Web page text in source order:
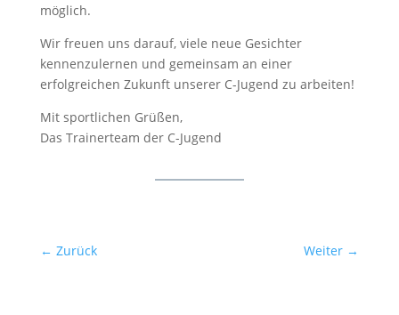
möglich.
Wir freuen uns darauf, viele neue Gesichter
kennenzulernen und gemeinsam an einer
erfolgreichen Zukunft unserer C-Jugend zu arbeiten!
Mit sportlichen Grüßen,
Das Trainerteam der C-Jugend
← Zurück Weiter →